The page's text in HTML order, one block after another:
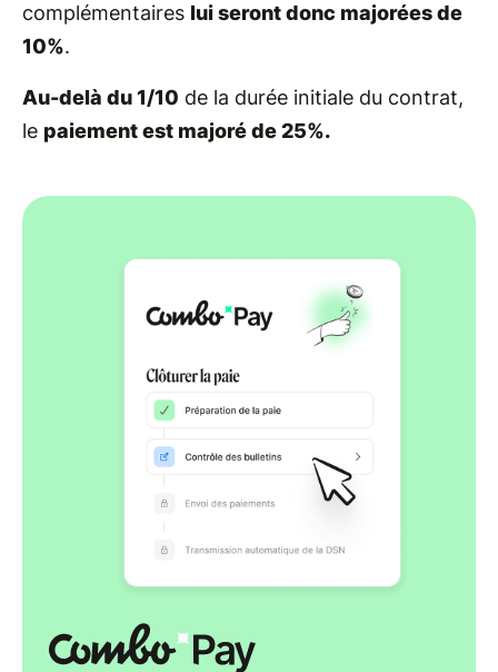
complémentaires lui seront donc majorées de
10%.
Au-delà du 1/10 de la durée initiale du contrat,
le paiement est majoré de 25%.